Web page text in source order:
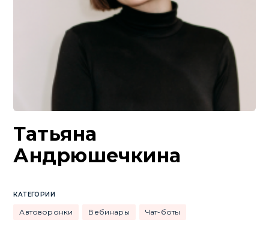
Татьяна
Андрюшечкина
КАТЕГОРИИ
Автоворонки Вебинары Чат-боты